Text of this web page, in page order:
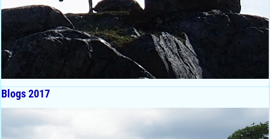
Blogs 2017